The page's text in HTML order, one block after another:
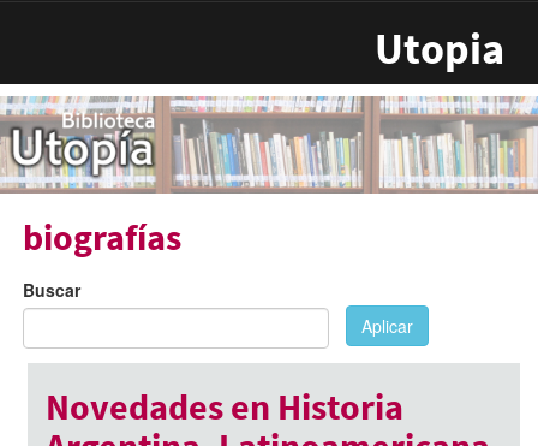
Utopia
biografías
Buscar
Aplicar
Novedades en Historia